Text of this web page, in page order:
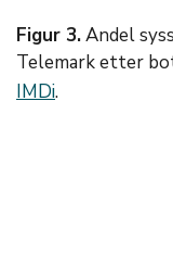
Figur 3.Andel
Telemark etter
IMDi.